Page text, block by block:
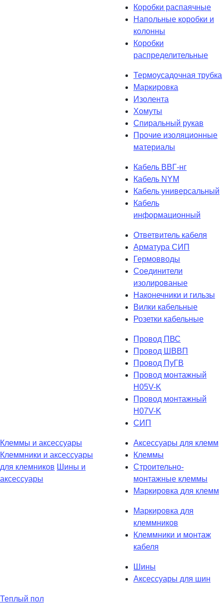
Коробки распаячные
Напольные коробки и
колонны
Коробки
распределительные
Термоусадочная трубка
Маркировка
Изолента
Хомуты
Спиральный рукав
Прочие изоляционные
материалы
Кабель ВВГ-нг
Кабель NYM
Кабель универсальный
Кабель
информационный
Ответвитель кабеля
Арматура СИП
Гермовводы
Соединители
изолированые
Наконечники и гильзы
Вилки кабельные
Розетки кабельные
Провод ПВС
Провод ШВВП
Провод ПуГВ
Провод монтажный
H05V-K
Провод монтажный
H07V-K
СИП
Клеммы и аксессуары
Клеммники и аксессуары
для клемников Шины и
аксессуары
Аксессуары для клемм
Клеммы
Строительно-
монтажные клеммы
Маркировка для клемм
Маркировка для
клеммников
Клеммники и монтаж
кабеля
Шины
Аксессуары для шин
Теплый пол